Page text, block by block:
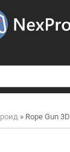
о
и
к
» Rope Gun 3D